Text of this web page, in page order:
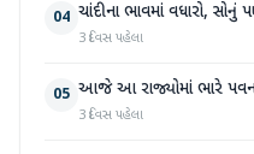
04 ચાંદીના ભાવમાં વધારો,
3 દિવસ પહેલા
05 આજે આ રાજ્યોમાં ભારે પવન
3 દિવસ પહેલા